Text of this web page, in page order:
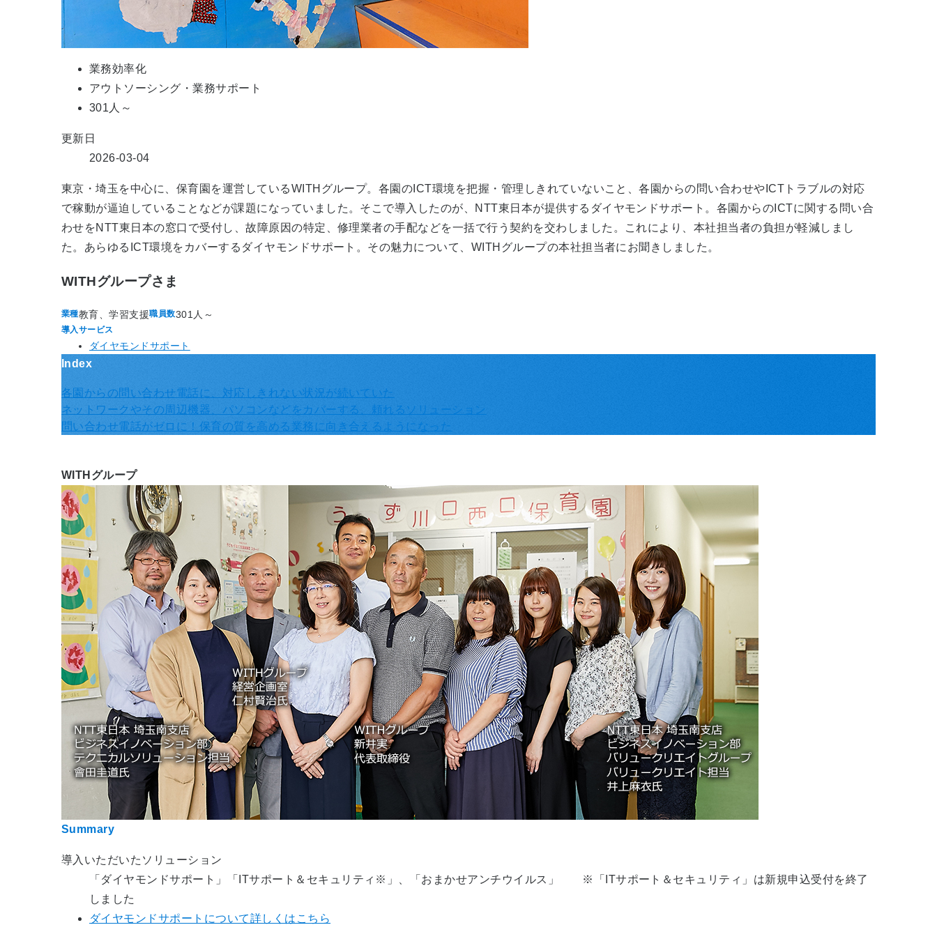
業務効率化
アウトソーシング・業務サポート
301人～
更新日
2026-03-04
東京・埼玉を中心に、保育園を運営しているWITHグループ。各園のICT環境を把握・管理しきれていないこと、各園からの問い合わせやICTトラブルの対応
で稼動が逼迫していることなどが課題になっていました。そこで導入したのが、NTT東日本が提供するダイヤモンドサポート。各園からのICTに関する問い合
わせをNTT東日本の窓口で受付し、故障原因の特定、修理業者の手配などを一括で行う契約を交わしました。これにより、本社担当者の負担が軽減しまし
た。あらゆるICT環境をカバーするダイヤモンドサポート。その魅力について、WITHグループの本社担当者にお聞きしました。
WITHグループさま
業種教育、学習支援職員数301人～
導入サービス
ダイヤモンドサポート
Index
各園からの問い合わせ電話に、対応しきれない状況が続いていた
ネットワークやその周辺機器、パソコンなどをカバーする、頼れるソリューション
問い合わせ電話がゼロに！保育の質を高める業務に向き合えるようになった
WITHグループ
Summary
導入いただいたソリューション
「ダイヤモンドサポート」「ITサポート＆セキュリティ※」、「おまかせアンチウイルス」 ※「ITサポート＆セキュリティ」は新規申込受付を終了
しました
ダイヤモンドサポートについて詳しくはこちら